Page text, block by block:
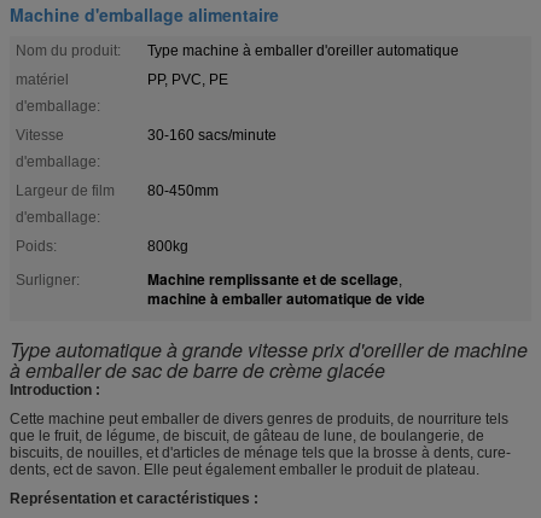
Machine d'emballage alimentaire
Nom du produit:
Type machine à emballer d'oreiller automatique
matériel
d'emballage:
PP, PVC, PE
Vitesse
d'emballage:
30-160 sacs/minute
Largeur de film
d'emballage:
80-450mm
Poids:
800kg
Surligner:
Machine remplissante et de scellage,
machine à emballer automatique de vide
Type automatique à grande vitesse prix d'oreiller de machine
à emballer de sac de barre de crème glacée
Introduction :
Cette machine peut emballer de divers genres de produits, de nourriture tels
que le fruit, de légume, de biscuit, de gâteau de lune, de boulangerie, de
biscuits, de nouilles, et d'articles de ménage tels que la brosse à dents, cure-
dents, ect de savon. Elle peut également emballer le produit de plateau.
Représentation et caractéristiques :